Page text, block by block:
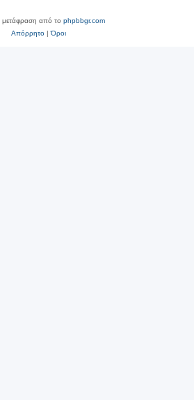
μετάφραση από το phpbbgr.com
Απόρρητο|Όροι